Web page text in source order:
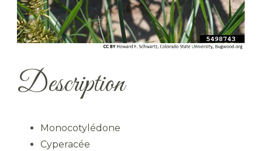
Description
Monocotylédone
Cyperacée